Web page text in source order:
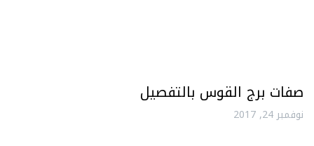
صفات برج القوس بالتفصيل
نوفمبر 24, 2017